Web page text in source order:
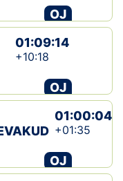
OJ
01:09:14
+10:18
OJ
01:00:04
+01:35
OJ